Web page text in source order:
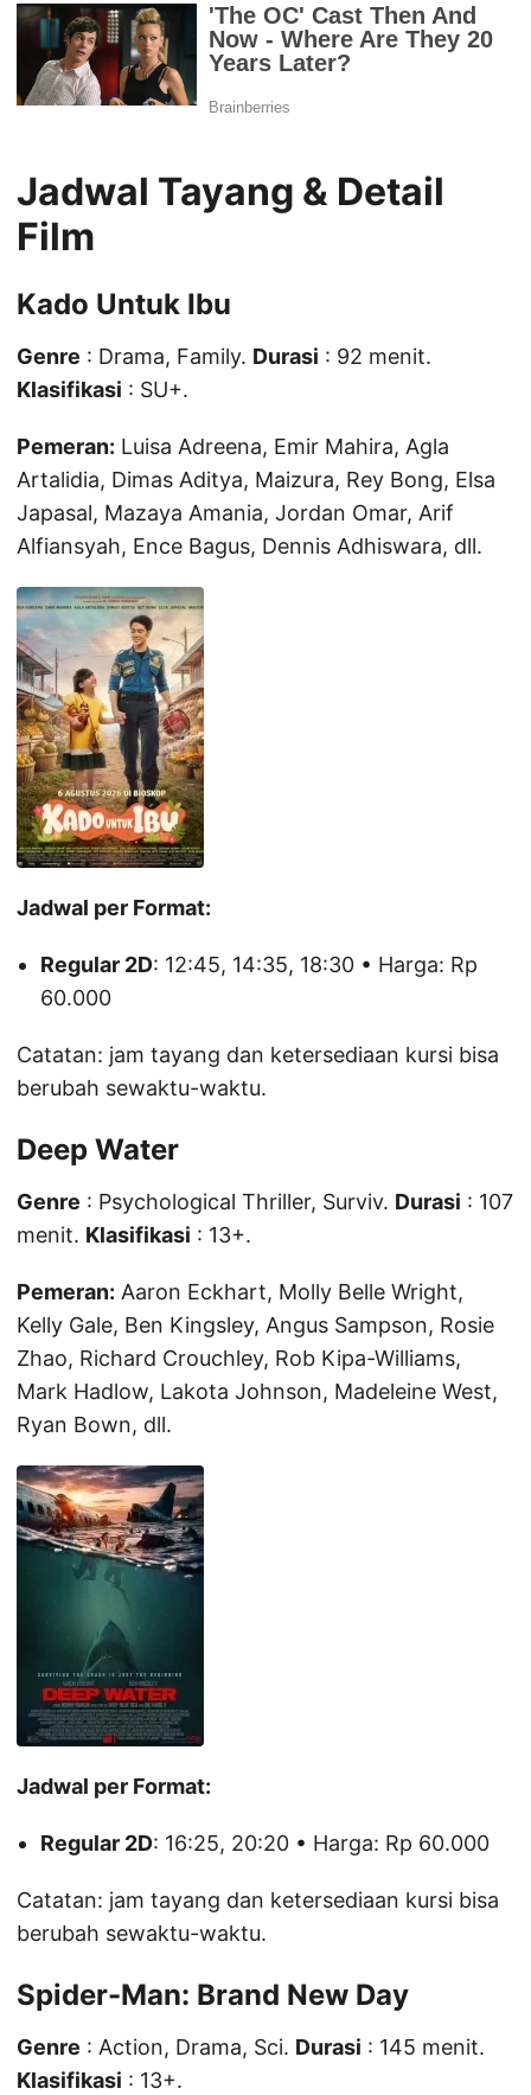
Jadwal Tayang & Detail
Film
Kado Untuk Ibu
Genre : Drama, Family. Durasi : 92 menit.
Klasifikasi : SU+.
Pemeran: Luisa Adreena, Emir Mahira, Agla
Artalidia, Dimas Aditya, Maizura, Rey Bong, Elsa
Japasal, Mazaya Amania, Jordan Omar, Arif
Alfiansyah, Ence Bagus, Dennis Adhiswara, dll.
Jadwal per Format:
Regular 2D: 12:45, 14:35, 18:30 • Harga: Rp
60.000
Catatan: jam tayang dan ketersediaan kursi bisa
berubah sewaktu-waktu.
Deep Water
Genre : Psychological Thriller, Surviv. Durasi : 107
menit. Klasifikasi : 13+.
Pemeran: Aaron Eckhart, Molly Belle Wright,
Kelly Gale, Ben Kingsley, Angus Sampson, Rosie
Zhao, Richard Crouchley, Rob Kipa-Williams,
Mark Hadlow, Lakota Johnson, Madeleine West,
Ryan Bown, dll.
Jadwal per Format:
Regular 2D: 16:25, 20:20 • Harga: Rp 60.000
Catatan: jam tayang dan ketersediaan kursi bisa
berubah sewaktu-waktu.
Spider-Man: Brand New Day
Genre : Action, Drama, Sci. Durasi : 145 menit.
Klasifikasi : 13+.